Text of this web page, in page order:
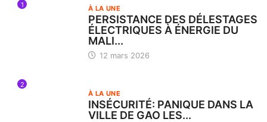
1 À LA UNE
PERSISTANCE DES DÉLESTAGES
ÉLECTRIQUES À ÉNERGIE DU
MALI...
12 mars 2026
2
À LA UNE
INSÉCURITÉ: PANIQUE DANS LA
VILLE DE GAO LES...